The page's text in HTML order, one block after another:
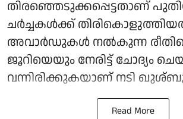
തിരഞ്ഞെടുക്കപ്പെട്ടതാണ്
ചർച്ചകൾക്ക്
അവാർഡുകൾ നൽകുന്ന
ജൂറിയെയും നേരിട്ട് ചോദ്യം
വന്നിരിക്കുകയാണ് നടി
Read More